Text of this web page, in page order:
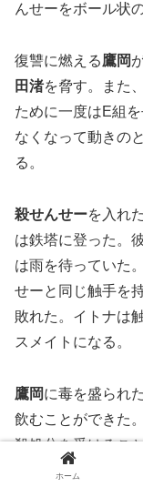
んせーをボール状
復讐に燃える鷹岡
田渚を脅す。また
ために一度はE組
なくなって動きの
る。
殺せんせーを入れ
は鉄塔に登った。
は雨を待っていた
せーと同じ触手を
敗れた。イトナは
スメイトになる。
鷹岡に毒を盛られ
飲むことができた
殺処分を受けるこ
チを差し出す者が
ホーム